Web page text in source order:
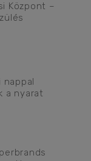
Központ –
nappal
a nyarat